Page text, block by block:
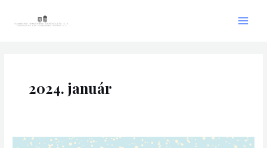
2024. január
Korcsolyázás